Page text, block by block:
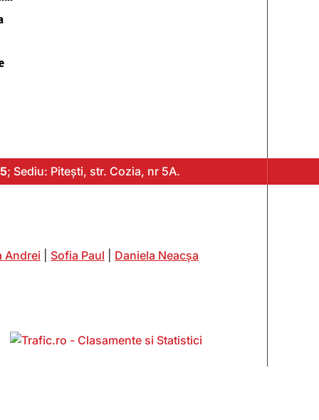
; Sediu: Pitești, str. Cozia, nr 5A.
Andrei Sofia Paul Daniela Neacșa